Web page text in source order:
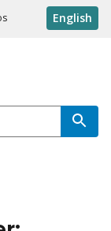
English